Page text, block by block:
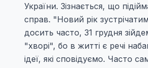
України. Зізнається, що
справ. "Новий рік
досить часто, 31 грудня
"хворі", бо в житті є речі
ідеї, які сповідуємо. Часто